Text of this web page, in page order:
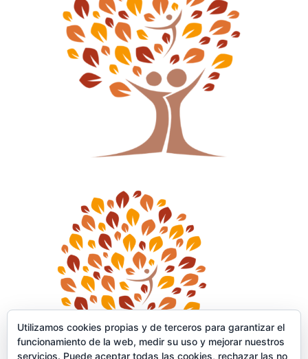
Utilizamos cookies propias y de terceros para garantizar el
funcionamiento de la web, medir su uso y mejorar nuestros
servicios. Puede aceptar todas las cookies, rechazar las no